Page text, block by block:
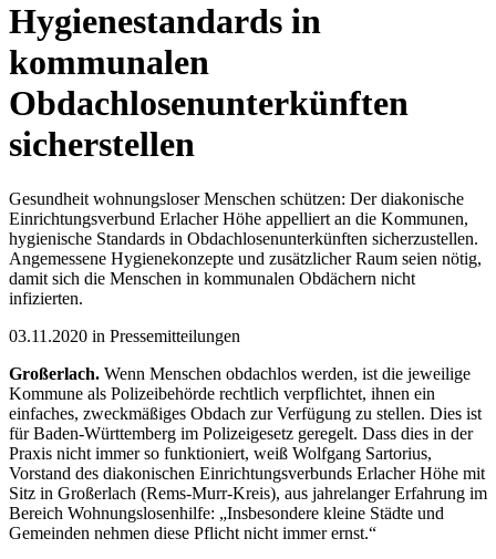
Hygienestandards in
kommunalen
Obdachlosenunterkünften
sicherstellen
Gesundheit wohnungsloser Menschen schützen: Der diakonische
Einrichtungsverbund Erlacher Höhe appelliert an die Kommunen,
hygienische Standards in Obdachlosenunterkünften sicherzustellen.
Angemessene Hygienekonzepte und zusätzlicher Raum seien nötig,
damit sich die Menschen in kommunalen Obdächern nicht
infizierten.
03.11.2020 in Pressemitteilungen
Großerlach. Wenn Menschen obdachlos werden, ist die jeweilige
Kommune als Polizeibehörde rechtlich verpflichtet, ihnen ein
einfaches, zweckmäßiges Obdach zur Verfügung zu stellen. Dies ist
für Baden-Württemberg im Polizeigesetz geregelt. Dass dies in der
Praxis nicht immer so funktioniert, weiß Wolfgang Sartorius,
Vorstand des diakonischen Einrichtungsverbunds Erlacher Höhe mit
Sitz in Großerlach (Rems-Murr-Kreis), aus jahrelanger Erfahrung im
Bereich Wohnungslosenhilfe: „Insbesondere kleine Städte und
Gemeinden nehmen diese Pflicht nicht immer ernst.“